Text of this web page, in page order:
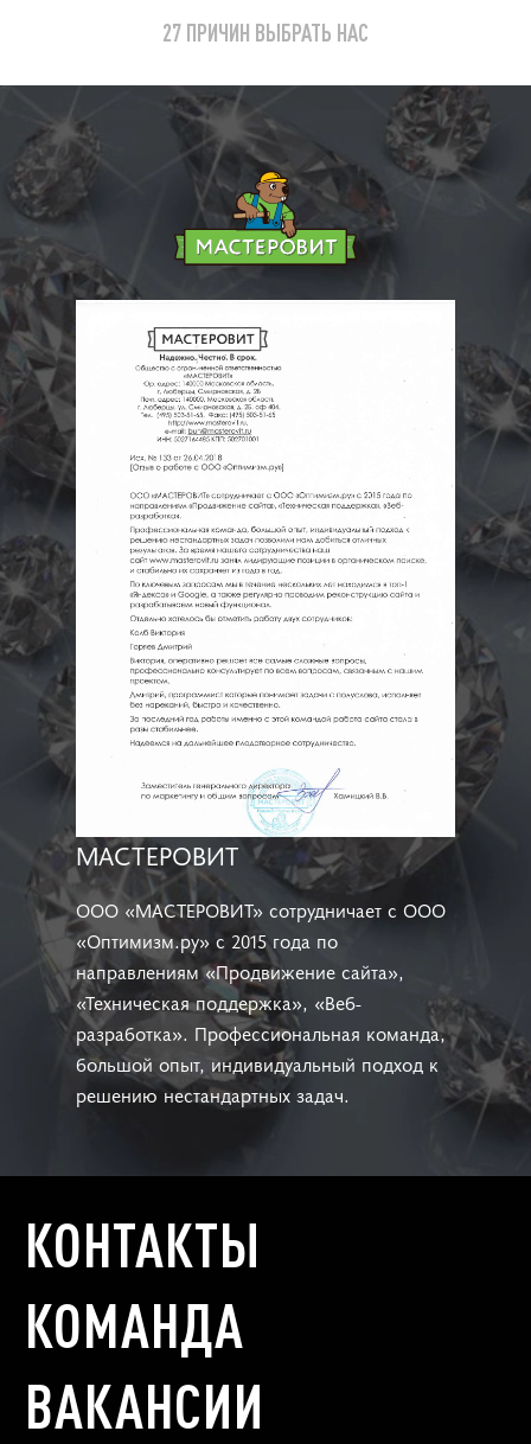
27 ПРИЧИН ВЫБРАТЬ НАС
МАСТЕРОВИТ
ООО «МАСТЕРОВИТ» сотрудничает с ООО
«Оптимизм.ру» с 2015 года по
направлениям «Продвижение сайта»,
«Техническая поддержка», «Веб-
разработка». Профессиональная команда,
большой опыт, индивидуальный подход к
решению нестандартных задач.
КОНТАКТЫ
КОМАНДА
ВАКАНСИИ